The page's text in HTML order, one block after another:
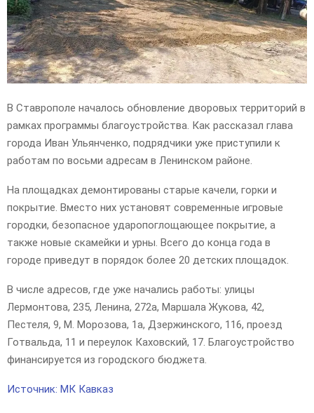
U
В Ставрополе началось обновление дворовых территорий в
рамках программы благоустройства. Как рассказал глава
города Иван Ульянченко, подрядчики уже приступили к
работам по восьми адресам в Ленинском районе.
На площадках демонтированы старые качели, горки и
покрытие. Вместо них установят современные игровые
городки, безопасное ударопоглощающее покрытие, а
также новые скамейки и урны. Всего до конца года в
городе приведут в порядок более 20 детских площадок.
В числе адресов, где уже начались работы: улицы
Лермонтова, 235, Ленина, 272а, Маршала Жукова, 42,
Пестеля, 9, М. Морозова, 1а, Дзержинского, 116, проезд
Готвальда, 11 и переулок Каховский, 17. Благоустройство
финансируется из городского бюджета.
Источник: МК Кавказ